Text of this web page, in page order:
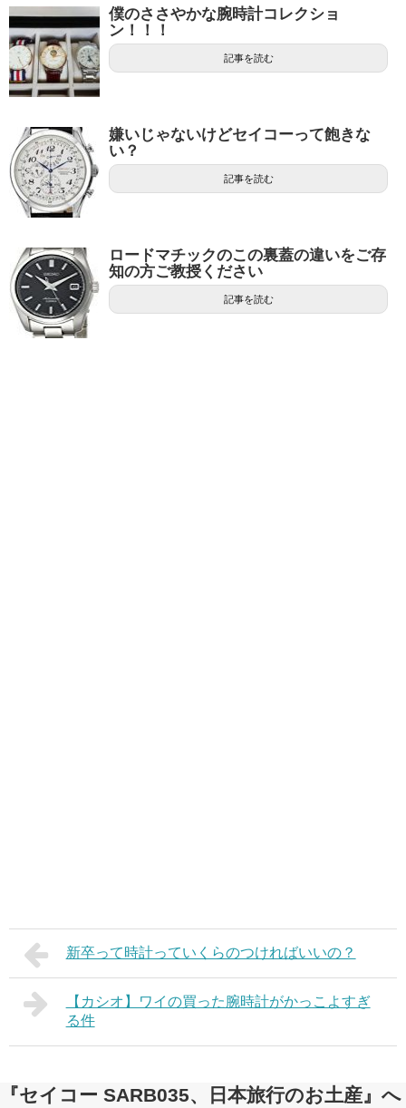
僕のささやかな腕時計コレクショ
ン！！！
記事を読む
嫌いじゃないけどセイコーって飽きな
い？
記事を読む
ロードマチックのこの裏蓋の違いをご存
知の方ご教授ください
記事を読む
新卒って時計っていくらのつければいいの？
【カシオ】ワイの買った腕時計がかっこよすぎ
る件
『セイコー SARB035、日本旅行のお土産』へ